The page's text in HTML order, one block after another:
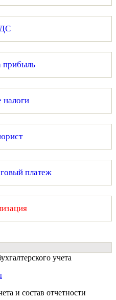
прибыль
налоги
платеж
учета
и состав отчетности